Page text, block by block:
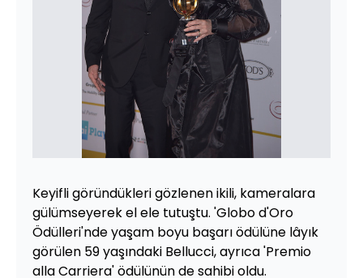
Keyifli göründükleri gözlenen ikili, kameralara
gülümseyerek el ele tutuştu. 'Globo d'Oro
Ödülleri'nde yaşam boyu başarı ödülüne lâyık
görülen 59 yaşındaki Bellucci, ayrıca 'Premio
alla Carriera' ödülünün de sahibi oldu.